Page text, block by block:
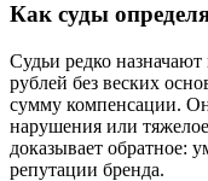
Как суды
Судьи редко
рублей без веских
сумму компенсации. Он
нарушения или
доказывает обратное:
репутации бренда.